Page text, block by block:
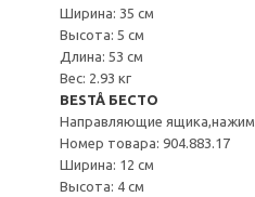
Ширина: 35 см
Высота: 5 см
Длина: 53 см
Вес: 2.93 кг
BESTÅ БЕСТО
Направляющие
Номер товара: 904.883.17
Ширина: 12 см
Высота: 4 см